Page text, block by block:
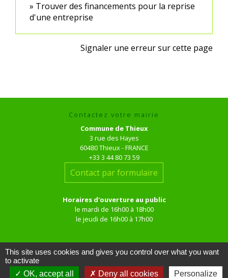
Trouver des financements pour la reprise
d'une entreprise
Signaler une erreur sur cette page
Contactez votre mairie
Commune de Thieux
3 rue des Hayes
60480 Thieux - FRANCE
+33 3 44 80 73 59
Contact par formulaire
Horaires d'ouverture au public
le mardi de 16h00 à 18h00
le jeudi de 16h00 à 17h00
This site uses cookies and gives you control over what you want
to activate
OK, accept all
Deny all cookies Personalize